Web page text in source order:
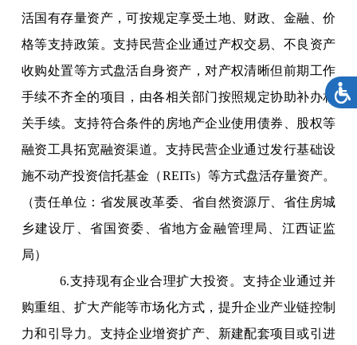
活国有存量资产，可按规定享受土地、财政、金融、价
格等支持政策。支持民营企业通过产权交易、不良资产
收购处置等方式盘活自身资产，对产权清晰但前期工作
手续不齐全的项目，由各相关部门按照规定协助补办相
关手续。支持符合条件的房地产企业使用债券、股权等
融资工具拓宽融资渠道。支持民营企业通过发行基础设
施不动产投资信托基金（REITs）等方式盘活存量资产。
（责任单位：省发展改革委、省自然资源厅、省住房城
乡建设厅、省国资委、省地方金融管理局、江西证监
局）
6.支持现有企业合理扩大投资。支持企业通过并
购重组、扩大产能等市场化方式，提升企业产业链控制
力和引导力。支持企业增资扩产、新建配套项目或引进